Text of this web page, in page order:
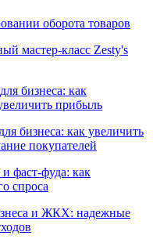
оборота товаров
мастер-класс Zesty's
бизнеса: как
прибыль
бизнеса: как увеличить
покупателей
фаст-фуда: как
спроса
и ЖКХ: надежные